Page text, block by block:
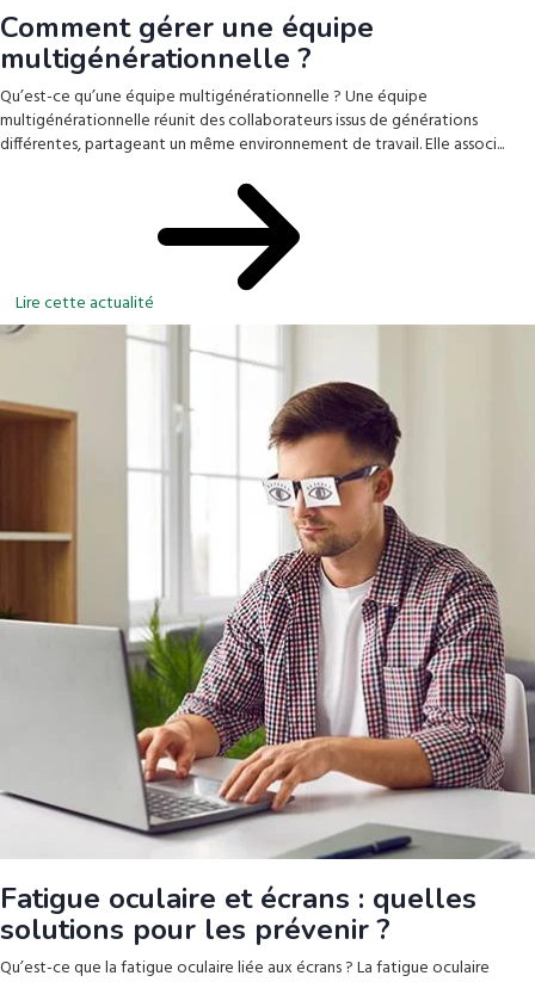
Comment gérer une équipe
multigénérationnelle ?
Qu’est-ce qu’une équipe multigénérationnelle ? Une équipe
multigénérationnelle réunit des collaborateurs issus de générations
différentes, partageant un même environnement de travail. Elle associ...
Lire cette actualité
Fatigue oculaire et écrans : quelles
solutions pour les prévenir ?
Qu’est-ce que la fatigue oculaire liée aux écrans ? La fatigue oculaire